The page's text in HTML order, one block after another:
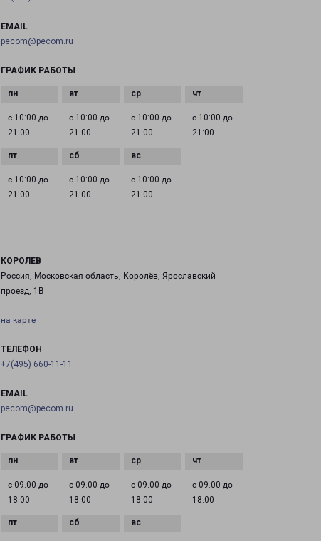
EMAIL
pecom@pecom.ru
ГРАФИК РАБОТЫ
с 10:00 до
21:00
с 10:00 до
21:00
с 10:00 до
21:00
с 10:00 до
21:00
с 10:00 до
21:00
с 10:00 до
21:00
с 10:00 до
21:00
КОРОЛЕВ
Россия, Московская область, Королёв, Ярославский
проезд, 1В
на карте
ТЕЛЕФОН
+7(495) 660-11-11
EMAIL
pecom@pecom.ru
ГРАФИК РАБОТЫ
с 09:00 до
18:00
с 09:00 до
18:00
с 09:00 до
18:00
с 09:00 до
18:00